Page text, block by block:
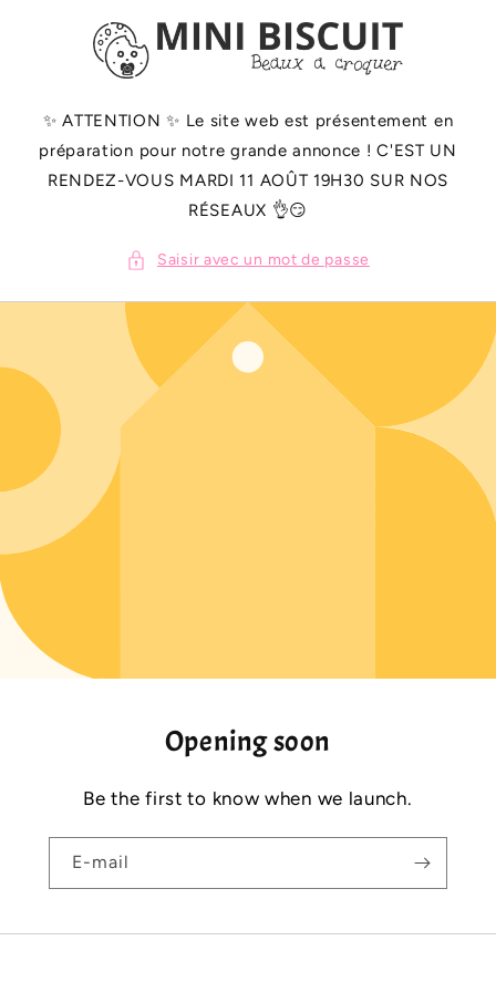
CONTENU
✨️ ATTENTION ✨️ Le site web est présentement en
préparation pour notre grande annonce ! C'EST UN
RENDEZ-VOUS MARDI 11 AOÛT 19H30 SUR NOS
RÉSEAUX 👌😏
Saisir avec un mot de passe
Opening soon
Be the first to know when we launch.
E-mail